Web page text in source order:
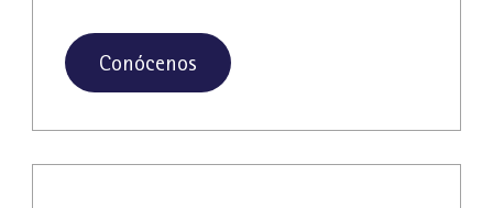
Conócenos